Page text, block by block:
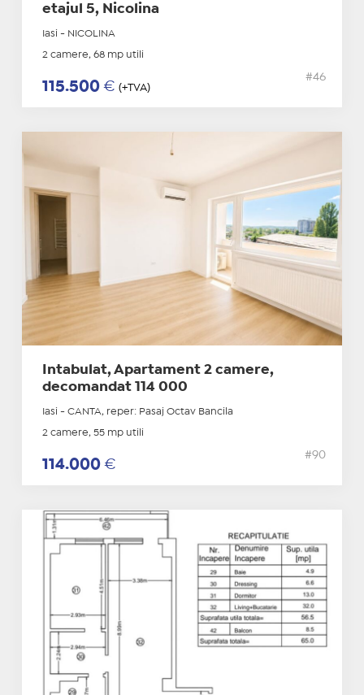
etajul 5, Nicolina
Iasi - NICOLINA
2 camere, 68 mp utili
115.500 € (+TVA)
#46
Intabulat, Apartament 2 camere,
decomandat 114 000
Iasi - CANTA, reper: Pasaj Octav Bancila
2 camere, 55 mp utili
114.000 €
#90